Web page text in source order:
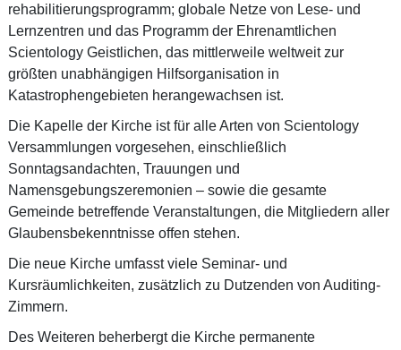
rehabilitierungsprogramm; globale Netze von Lese- und
Lernzentren und das Programm der Ehrenamtlichen
Scientology Geistlichen, das mittlerweile weltweit zur
größten unabhängigen Hilfsorganisation in
Katastrophengebieten herangewachsen ist.
Die Kapelle der Kirche ist für alle Arten von Scientology
Versammlungen vorgesehen, einschließlich
Sonntagsandachten, Trauungen und
Namensgebungszeremonien – sowie die gesamte
Gemeinde betreffende Veranstaltungen, die Mitgliedern aller
Glaubensbekenntnisse offen stehen.
Die neue Kirche umfasst viele Seminar- und
Kursräumlichkeiten, zusätzlich zu Dutzenden von Auditing-
Zimmern.
Des Weiteren beherbergt die Kirche permanente